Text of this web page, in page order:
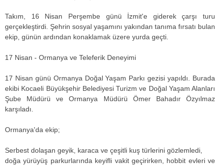
Takım, 16 Nisan Perşembe günü İzmit'e giderek çarşı turu
gerçekleştirdi. Şehrin sosyal yaşamını yakından tanıma fırsatı bulan
ekip, günün ardından konaklamak üzere yurda geçti.
17 Nisan - Ormanya ve Teleferik Deneyimi
17 Nisan günü Ormanya Doğal Yaşam Parkı gezisi yapıldı. Burada
ekibi Kocaeli Büyükşehir Belediyesi Turizm ve Doğal Yaşam Alanları
Şube Müdürü ve Ormanya Müdürü Ömer Bahadır Özyılmaz
karşıladı.
Ormanya'da ekip;
Serbest dolaşan geyik, karaca ve çeşitli kuş türlerini gözlemledi,
doğa yürüyüş parkurlarında keyifli vakit geçirirken, hobbit evleri ve